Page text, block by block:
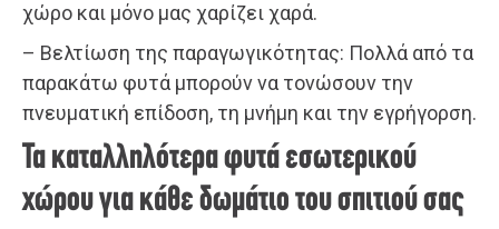
χώρο και μόνο μας χαρίζει χαρά.
– Βελτίωση της παραγωγικότητας: Πολλά από τα
παρακάτω φυτά μπορούν να τονώσουν την
πνευματική επίδοση, τη μνήμη και την εγρήγορση.
Τα καταλληλότερα φυτά εσωτερικού
χώρου για κάθε δωμάτιο του σπιτιού σας